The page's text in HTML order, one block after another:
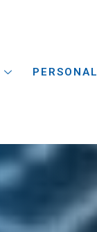
PERSONAL